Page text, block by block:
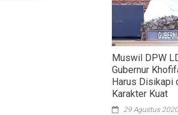
Muswil DPW
Gubernur
Harus Disikapi
Karakter Kuat
29 Agustus 2020